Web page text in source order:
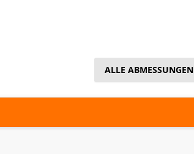
ALLE ABMESSUNGEN